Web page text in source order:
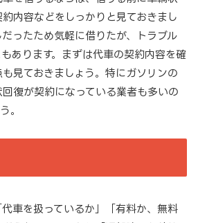
内容などをしっかりと見ておきまし
ったため気軽に借りたが、トラブル
あります。まずは代車の契約内容を確
見ておきましょう。特にガソリンの
復が契約になっている業者も多いの
。
車を扱っているか」「有料か、無料